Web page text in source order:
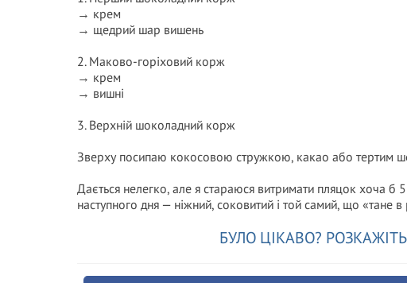
→ крем
→ щедрий шар вишень
2. Маково-горіховий корж
→ крем
→ вишні
3. Верхній шоколадний корж
Зверху посипаю кокосовою стружкою, какао або тертим
Дається нелегко, але я стараюся витримати пляцок хоча б
наступного дня — ніжний, соковитий і той самий, що «тане в
БУЛО ЦІКАВО?